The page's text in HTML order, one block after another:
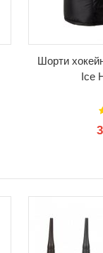
Шорти
Ice